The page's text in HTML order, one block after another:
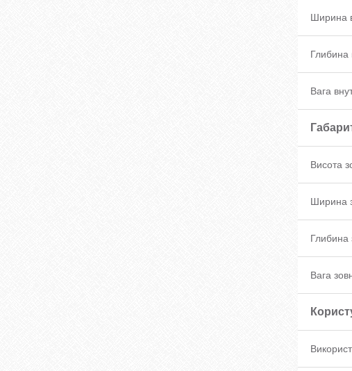
Ширина
Глибина
Вага
Висота
Ширина
Глибина
Вага